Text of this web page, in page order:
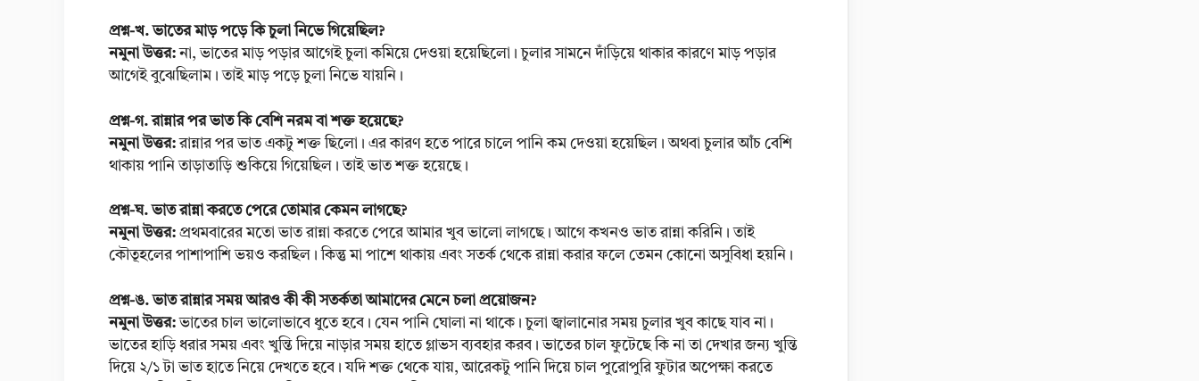
প্রশ্ন-খ. ভাতের মাড় পড়ে কি চুলা নিভে গিয়েছিল?
নমুনা উত্তর:না, ভাতের মাড় পড়ার আগেই চুলা কমিয়ে দেওয়া হয়েছিলো। চুলার সামনে দাঁড়িয়ে থাকার কারণে মাড় পড়ার
আগেই বুঝেছিলাম। তাই মাড় পড়ে চুলা নিভে যায়নি।
প্রশ্ন-গ. রান্নার পর ভাত কি বেশি নরম বা শক্ত হয়েছে?
নমুনা উত্তর:রান্নার পর ভাত একটু শক্ত ছিলো। এর কারণ হতে পারে চালে পানি কম দেওয়া হয়েছিল। অথবা চুলার আঁচ বেশি
থাকায় পানি তাড়াতাড়ি শুকিয়ে গিয়েছিল। তাই ভাত শক্ত হয়েছে।
প্রশ্ন-ঘ. ভাত রান্না করতে পেরে তোমার কেমন লাগছে?
নমুনা উত্তর: প্রথমবারের মতো ভাত রান্না করতে পেরে আমার খুব ভালো লাগছে। আগে কখনও ভাত রান্না করিনি। তাই
কৌতূহলের পাশাপাশি ভয়ও করছিল। কিন্তু মা পাশে থাকায় এবং সতর্ক থেকে রান্না করার ফলে তেমন কোনো অসুবিধা হয়নি।
প্রশ্ন-ঙ. ভাত রান্নার সময় আরও কী কী সতর্কতা আমাদের মেনে চলা প্রয়োজন?
নমুনা উত্তর:ভাতের চাল ভালোভাবে ধুতে হবে। যেন পানি ঘোলা না থাকে। চুলা জ্বালানোর সময় চুলার খুব কাছে যাব না।
ভাতের হাড়ি ধরার সময় এবং খুন্তি দিয়ে নাড়ার সময় হাতে গ্লাভস ব্যবহার করব। ভাতের চাল ফুটেছে কি না তা দেখার জন্য খুন্তি
দিয়ে ২/১ টা ভাত হাতে নিয়ে দেখতে হবে। যদি শক্ত থেকে যায়, আরেকটু পানি দিয়ে চাল পুরোপুরি ফুটার অপেক্ষা করতে